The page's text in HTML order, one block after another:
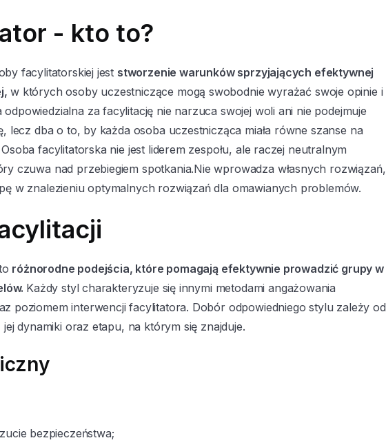
- kto to?
facylitatorskiej jest stworzenie warunków sprzyjających efektywnej
w których osoby uczestniczące mogą swobodnie wyrażać swoje opinie i
odpowiedzialna za facylitację nie narzuca swojej woli ani nie podejmuje
lecz dba o to, by każda osoba uczestnicząca miała równe szanse na
facylitatorska nie jest liderem zespołu, ale raczej neutralnym
czuwa nad przebiegiem spotkania.Nie wprowadza własnych rozwiązań,
w znalezieniu optymalnych rozwiązań dla omawianych problemów.
różnorodne podejścia, które pomagają efektywnie prowadzić grupy w
Każdy styl charakteryzuje się innymi metodami angażowania
poziomem interwencji facylitatora. Dobór odpowiedniego stylu zależy od
dynamiki oraz etapu, na którym się znajduje.
bezpieczeństwa;